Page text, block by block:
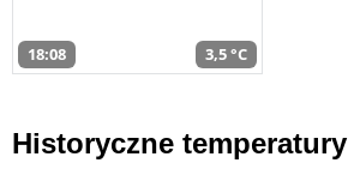
18:08 3,5 °C
Historyczne temperatury